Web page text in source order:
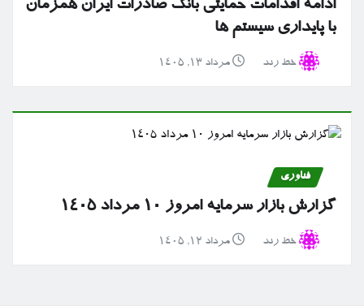
ادامه اقدامات حمایتی بانک صادرات ایران همزمان
با پایداری سیستم ها
خط رند مرداد ۱۳, ۱۴۰۵
فناوری
گزارش بازار سرمایه امروز ۱۰ مرداد ۱۴۰۵
خط رند مرداد ۱۲, ۱۴۰۵